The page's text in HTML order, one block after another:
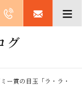
グ
ー賞の目玉「ラ・ラ・